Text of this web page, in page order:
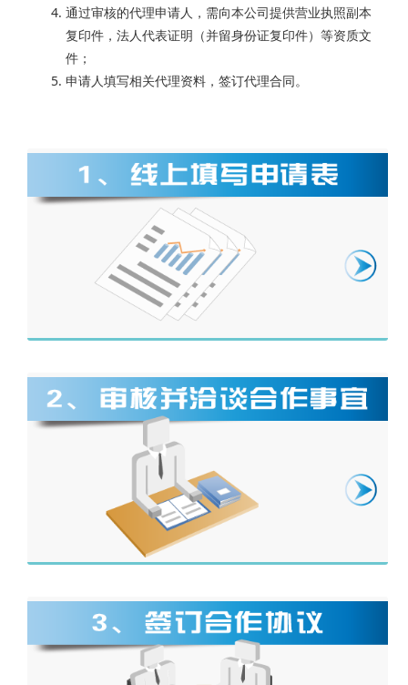
通过审核的代理申请人，需向本公司提供营业执照副本
复印件，法人代表证明（并留身份证复印件）等资质文
件；
申请人填写相关代理资料，签订代理合同。